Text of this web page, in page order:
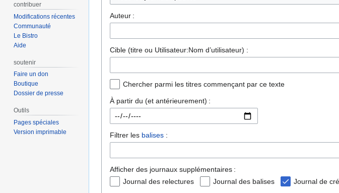
Auteur :
Cible (titre ou Utilisateur:Nom d’utilisateur) :
Chercher parmi les titres commençant par ce texte
À partir du (et antérieurement) :
Filtrer les balises :
Afficher des journaux supplémentaires :
Journal des relectures
Journal des balises Journal de
contribuer
Modifications récentes
Communauté
Le Bistro
Aide
soutenir
Faire un don
Boutique
Dossier de presse
Outils
Pages spéciales
Version imprimable